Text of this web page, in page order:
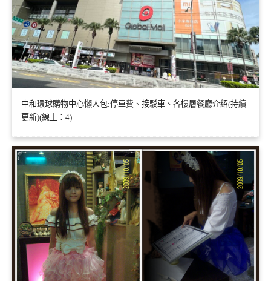
中和環球購物中心懶人包:停車費、接駁車、各樓層餐廳介紹(持續
更新)(線上：4)